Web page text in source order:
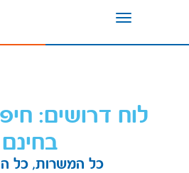
Toggle
לוח דרושים:
בחינם
כל המשרות, כל